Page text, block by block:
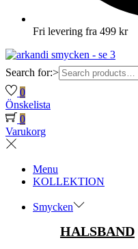
Fri levering fra 499 kr
Search for:>
0
Önskelista
0
Varukorg
Menu
KOLLEKTION
Smycken
HALSBAND